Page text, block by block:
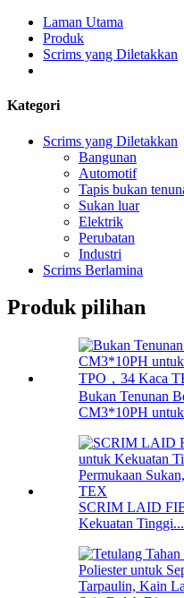
Laman Utama
Produk
Scrims yang Diletakkan
Kategori
Scrims yang Diletakkan
Bangunan
Automotif
Tapis bukan
Sukan luar
Elektrik
Perubatan
Industri
Scrims Berlamina
Produk pilihan
Bukan Tenunan
CM3*10PH
SCRIM LAID
Kekuatan Tinggi...